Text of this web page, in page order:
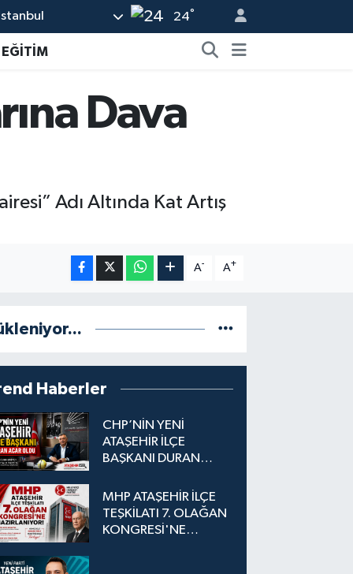
24°
EĞİTİM
Dava
Adı Altında Kat Artış
A- A+
Haberler
CHP’NİN YENİ
ATAŞEHİR İLÇE
BAŞKANI DURAN
MHP ATAŞEHİR İLÇE
TEŞKİLATI 7. OLAĞAN
KONGRESİ'NE